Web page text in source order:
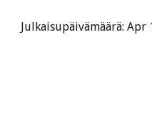
Julkaisupäivämäärä: Apr